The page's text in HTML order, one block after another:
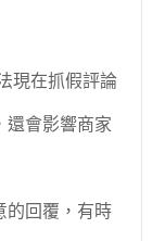
現在抓假評論
還會影響商家
的回覆，有時